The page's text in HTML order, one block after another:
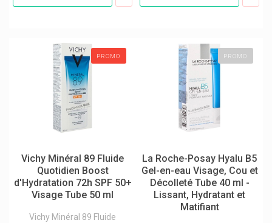
PROMO
Vichy Minéral 89 Fluide
Quotidien Boost
d'Hydratation 72h SPF 50+
Visage Tube 50 ml
Vichy Minéral 89 Fluide
PROMO
La Roche-Posay Hyalu B5
Gel-en-eau Visage, Cou et
Décolleté Tube 40 ml -
Lissant, Hydratant et
Matifiant